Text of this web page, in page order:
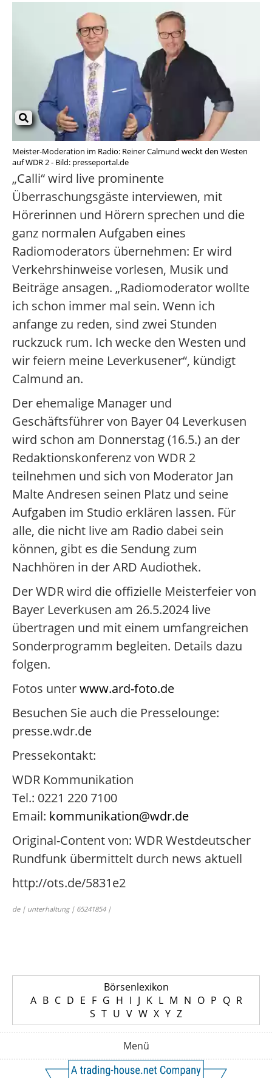
Meister-Moderation im Radio: Reiner Calmund weckt den Westen
auf WDR 2 - Bild: presseportal.de
„Calli“ wird live prominente
Überraschungsgäste interviewen, mit
Hörerinnen und Hörern sprechen und die
ganz normalen Aufgaben eines
Radiomoderators übernehmen: Er wird
Verkehrshinweise vorlesen, Musik und
Beiträge ansagen. „Radiomoderator wollte
ich schon immer mal sein. Wenn ich
anfange zu reden, sind zwei Stunden
ruckzuck rum. Ich wecke den Westen und
wir feiern meine Leverkusener“, kündigt
Calmund an.
Der ehemalige Manager und
Geschäftsführer von Bayer 04 Leverkusen
wird schon am Donnerstag (16.5.) an der
Redaktionskonferenz von WDR 2
teilnehmen und sich von Moderator Jan
Malte Andresen seinen Platz und seine
Aufgaben im Studio erklären lassen. Für
alle, die nicht live am Radio dabei sein
können, gibt es die Sendung zum
Nachhören in der ARD Audiothek.
Der WDR wird die offizielle Meisterfeier von
Bayer Leverkusen am 26.5.2024 live
übertragen und mit einem umfangreichen
Sonderprogramm begleiten. Details dazu
folgen.
Fotos unterwww.ard-foto.de
Besuchen Sie auch die Presselounge:
presse.wdr.de
Pressekontakt:
WDR Kommunikation
Tel.: 0221 220 7100
Email: kommunikation@wdr.de
Original-Content von: WDR Westdeutscher
Rundfunk übermittelt durch news aktuell
http://ots.de/5831e2
de | unterhaltung | 65241854 |
Börsenlexikon
A B C D E F G H I J K L M N O P Q R
S T U V W X Y Z
Menü